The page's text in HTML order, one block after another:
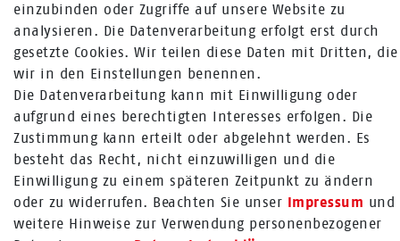
einzubinden oder Zugriffe auf unsere Website zu
analysieren. Die Datenverarbeitung erfolgt erst durch
gesetzte Cookies. Wir teilen diese Daten mit Dritten, die
wir in den Einstellungen benennen.
Die Datenverarbeitung kann mit Einwilligung oder
aufgrund eines berechtigten Interesses erfolgen. Die
Zustimmung kann erteilt oder abgelehnt werden. Es
besteht das Recht, nicht einzuwilligen und die
Einwilligung zu einem späteren Zeitpunkt zu ändern
oder zu widerrufen. Beachten Sie unser Impressum und
weitere Hinweise zur Verwendung personenbezogener
Fragen zur Bestellung:
+49 (0) 241 / 95 78 26 11
Fragen zu Produkten:
+49 (0) 2224 / 1805 - 84
Zum Kontaktformular
Mehr über Rabenhorst ®
FOLGE UNS